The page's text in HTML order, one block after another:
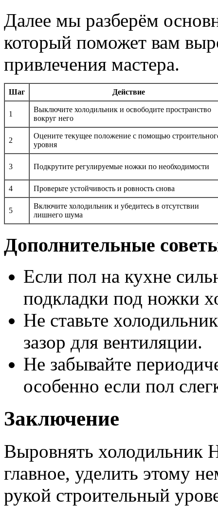
Далее мы разберём
который поможет вам
привлечения мастера.
Шаг Действие
1
Выключите холодильник и освободите пространство
вокруг него
2
Оцените текущее положение с помощью
уровня
3 Подкрутите регулируемые ножки по необходимости
4 Проверьте устойчивость и ровность снова
5
Включите холодильник и убедитесь в отсутствии
лишнего шума
Дополнительные
Если пол на кухне
подкладки под ножки
Не ставьте
зазор для вентиляции.
Не забывайте
особенно если пол
Заключение
Выровнять холодильник
главное, уделить этому
рукой строительный